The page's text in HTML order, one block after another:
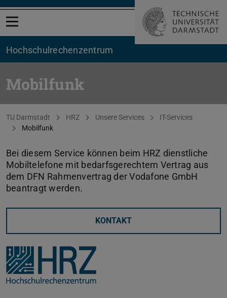
Menü öffnen
Hochschul­rechenzentrum
Mobilfunk
Sie befinden sich hier:
TU Darmstadt HRZ Unsere Services
IT-Services
Mobilfunk
Bei diesem Service können beim HRZ dienstliche
Mobiltelefone mit bedarfsgerechtem Vertrag aus
dem DFN Rahmenvertrag der Vodafone GmbH
beantragt werden.
KONTAKT